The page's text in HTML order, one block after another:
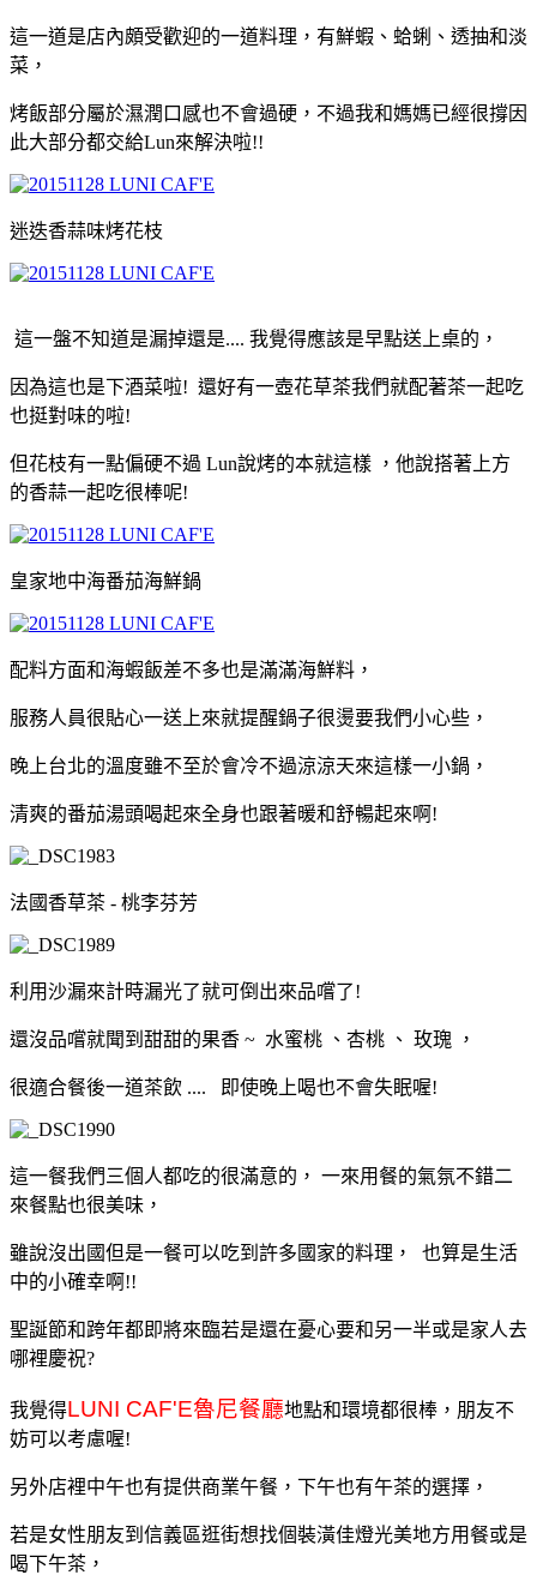
這一道是店內頗受歡迎的一道料理 ， 有鮮蝦 、 蛤蜊、透抽和淡
菜 ，
烤飯部分屬於濕潤口感也不會過硬 ， 不過我和媽媽已經很撐因
此大部分都交給Lun來解決啦!!
迷迭香蒜味烤花枝
這一盤不知道是漏掉還是.... 我覺得應該是早點送上桌的 ，
因為這也是下酒菜啦! 還好有一壺花草茶我們就配著茶一起吃
也挺對味的啦!
但花枝有一點偏硬不過 Lun說烤的本就這樣 ，他說搭著上方
的香蒜一起吃很棒呢!
皇家地中海番茄海鮮鍋
配料方面和海蝦飯差不多也是滿滿海鮮料 ，
服務人員很貼心一送上來就提醒鍋子很燙要我們小心些 ，
晚上台北的溫度雖不至於會冷不過涼涼天來這樣一小鍋 ，
清爽的番茄湯頭喝起來全身也跟著暖和舒暢起來啊!
法國香草茶 - 桃李芬芳
利用沙漏來計時漏光了就可倒出來品嚐了!
還沒品嚐就聞到甜甜的果香 ~ 水蜜桃 、 杏桃 、 玫瑰 ，
很適合餐後一道茶飲 .... 即使晚上喝也不會失眠喔!
這一餐我們三個人都吃的很滿意的 ， 一來用餐的氣氛不錯二
來餐點也很美味 ，
雖說沒出國但是一餐可以吃到許多國家的料理 ，
也算是生活
中的小確幸啊!!
聖誕節和跨年都即將來臨若是還在憂心要和另一半或是家人去
哪裡慶祝?
我覺得LUNI CAF'E魯尼餐廳地點和環境都很棒，朋友不
妨可以考慮喔!
另外店裡中午也有提供商業午餐 ，下午也有午茶的選擇 ，
若是女性朋友到信義區逛街想找個裝潢佳燈光美地方用餐或是
喝下午茶 ，